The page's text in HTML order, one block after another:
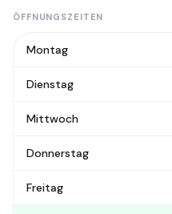
ÖFFNUNGSZEITEN
Montag
Dienstag
Mittwoch
Donnerstag
Freitag